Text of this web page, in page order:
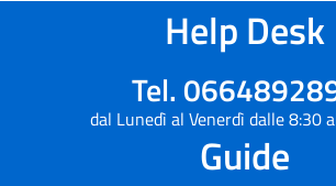
Help Desk
Tel.
dal Lunedì al Venerdì dalle 8:30
Guide